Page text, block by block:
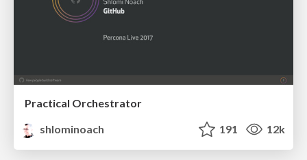
Practical Orchestrator
shlominoach
191 12k